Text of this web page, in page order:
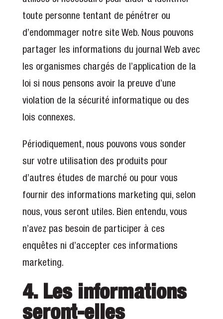
toute personne tentant de pénétrer ou
d’endommager notre site Web. Nous pouvons
partager les informations du journal Web avec
les organismes chargés de l’application de la
loi si nous pensons avoir la preuve d’une
violation de la sécurité informatique ou des
lois connexes.
Périodiquement, nous pouvons vous sonder
sur votre utilisation des produits pour
d’autres études de marché ou pour vous
fournir des informations marketing qui, selon
nous, vous seront utiles. Bien entendu, vous
n’avez pas besoin de participer à ces
enquêtes ni d’accepter ces informations
marketing.
4. Les informations
seront-elles